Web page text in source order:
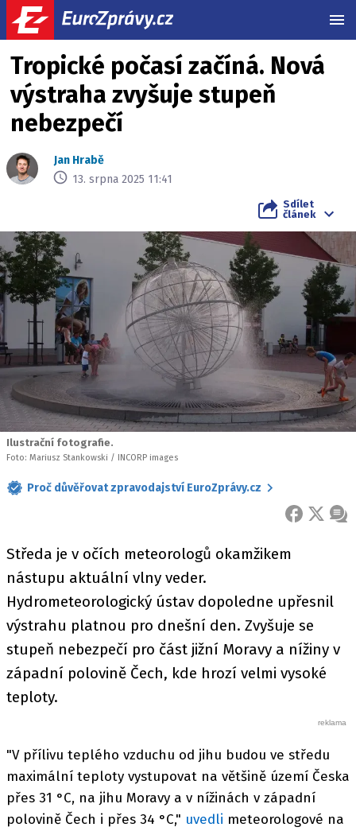
Tropické počasí začíná. Nová
výstraha zvyšuje stupeň
nebezpečí
Jan Hrabě
13. srpna 2025 11:41
Sdílet
článek
Ilustrační fotografie.
Foto: Mariusz Stankowski / INCORP images
Proč důvěřovat zpravodajství EuroZprávy.cz
FACEBOOK
X
Středa je v očích meteorologů okamžikem
nástupu aktuální vlny veder.
Hydrometeorologický ústav dopoledne upřesnil
výstrahu platnou pro dnešní den. Zvyšuje se
stupeň nebezpečí pro část jižní Moravy a nížiny v
západní polovině Čech, kde hrozí velmi vysoké
teploty.
"V přílivu teplého vzduchu od jihu budou ve středu
maximální teploty vystupovat na většině území Česka
přes 31 °C, na jihu Moravy a v nížinách v západní
polovině Čech i přes 34 °C," uvedli meteorologové na